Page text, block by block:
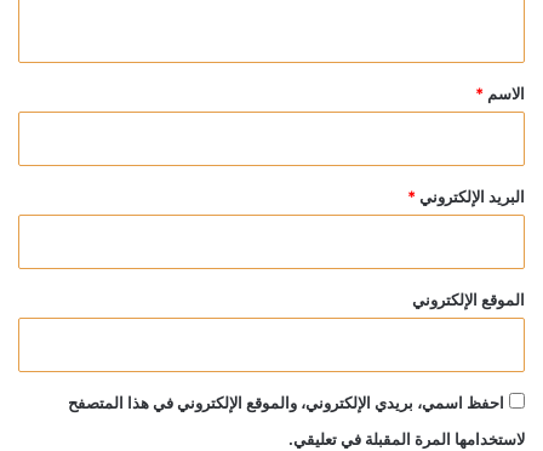
*
الاسم *
البريد الإلكتروني *
الموقع الإلكتروني
احفظ اسمي، بريدي الإلكتروني، والموقع الإلكتروني في هذا المتصفح
لاستخدامها المرة المقبلة في تعليقي.